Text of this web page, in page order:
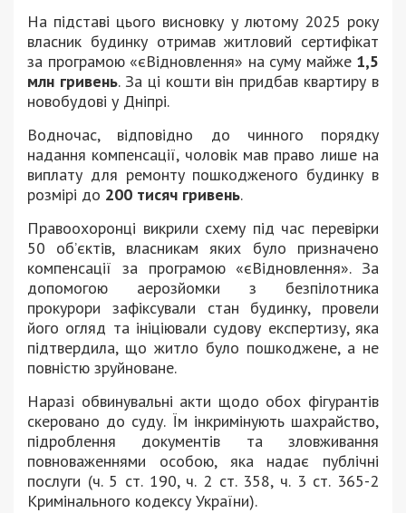
На підставі цього висновку у лютому 2025 року
власник будинку отримав житловий сертифікат
за програмою «єВідновлення» на суму майже 1,5
млн гривень. За ці кошти він придбав квартиру в
новобудові у Дніпрі.
Водночас, відповідно до чинного порядку
надання компенсації, чоловік мав право лише на
виплату для ремонту пошкодженого будинку в
розмірі до 200 тисяч гривень.
Правоохоронці викрили схему під час перевірки
50 об’єктів, власникам яких було призначено
компенсації за програмою «єВідновлення». За
допомогою аерозйомки з безпілотника
прокурори зафіксували стан будинку, провели
його огляд та ініціювали судову експертизу, яка
підтвердила, що житло було пошкоджене, а не
повністю зруйноване.
Наразі обвинувальні акти щодо обох фігурантів
скеровано до суду. Їм інкримінують шахрайство,
підроблення документів та зловживання
повноваженнями особою, яка надає публічні
послуги (ч. 5 ст. 190, ч. 2 ст. 358, ч. 3 ст. 365-2
Кримінального кодексу України).